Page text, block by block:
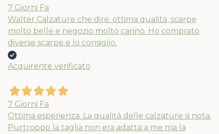
7 Giorni Fa
Walter Calzature che dire: ottima qualità, scarpe
molto belle e negozio molto carino. Ho comprato
diverse scarpe e lo consiglio.
Acquirente verificato
7 Giorni Fa
Ottima esperienza. La qualità delle calzature si nota.
Purtroppo la taglia non era adatta a me ma la